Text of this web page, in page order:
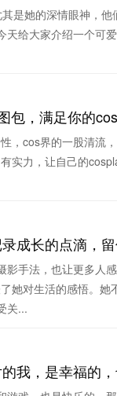
是她的深情眼神，
天给大家介绍一个可
包，满足你的
，cos界的一股清流
实力，让自己的
成长的点滴，
影手法，也让更多人
她对生活的感悟。
关...
我，是幸福的